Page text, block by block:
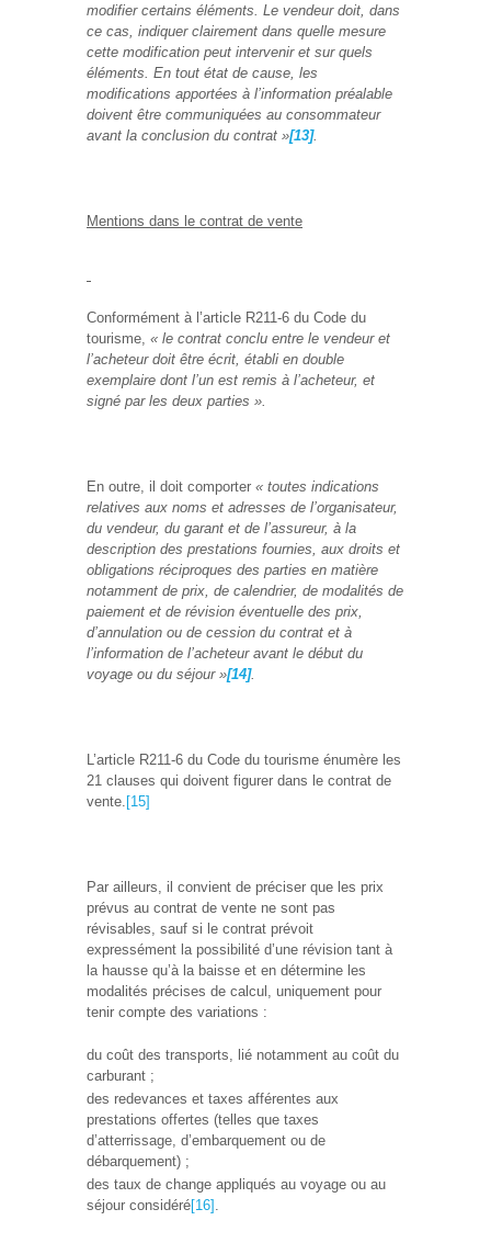
modifier certains éléments. Le vendeur doit, dans
ce cas, indiquer clairement dans quelle mesure
cette modification peut intervenir et sur quels
éléments. En tout état de cause, les
modifications apportées à l’information préalable
doivent être communiquées au consommateur
avant la conclusion du contrat »[13].
Mentions dans le contrat de vente
Conformément à l’article R211-6 du Code du
tourisme, « le contrat conclu entre le vendeur et
l’acheteur doit être écrit, établi en double
exemplaire dont l’un est remis à l’acheteur, et
signé par les deux parties ».
En outre, il doit comporter « toutes indications
relatives aux noms et adresses de l’organisateur,
du vendeur, du garant et de l’assureur, à la
description des prestations fournies, aux droits et
obligations réciproques des parties en matière
notamment de prix, de calendrier, de modalités de
paiement et de révision éventuelle des prix,
d’annulation ou de cession du contrat et à
l’information de l’acheteur avant le début du
voyage ou du séjour »[14].
L’article R211-6 du Code du tourisme énumère les
21 clauses qui doivent figurer dans le contrat de
vente. [15]
Par ailleurs, il convient de préciser que les prix
prévus au contrat de vente ne sont pas
révisables, sauf si le contrat prévoit
expressément la possibilité d’une révision tant à
la hausse qu’à la baisse et en détermine les
modalités précises de calcul, uniquement pour
tenir compte des variations :
du coût des transports, lié notamment au coût du
carburant ;
des redevances et taxes afférentes aux
prestations offertes (telles que taxes
d’atterrissage, d’embarquement ou de
débarquement) ;
des taux de change appliqués au voyage ou au
séjour considéré[16]